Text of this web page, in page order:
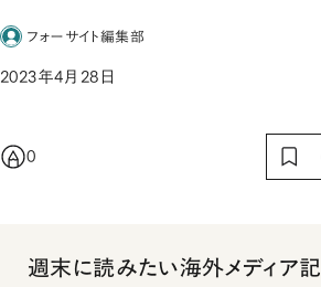
フォーサイト編集部
2023年4月28日
0
週末に読みたい海外メディア記